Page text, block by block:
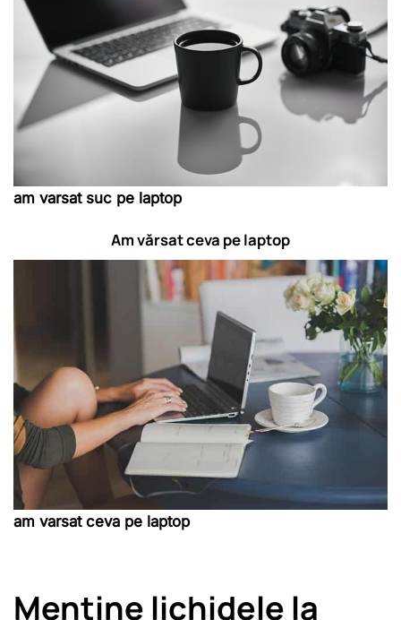
am varsat suc pe laptop
Am vărsat ceva pe laptop
am varsat ceva pe laptop
Menține lichidele la